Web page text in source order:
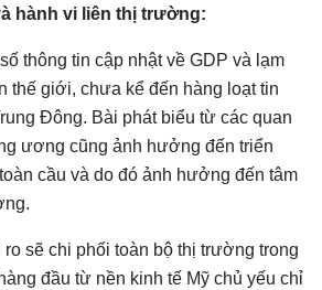
hành vi liên thị trường:
thông tin cập nhật về GDP và lạm
thế giới, chưa kể đến hàng loạt tin
Đông. Bài phát biểu từ các quan
ương cũng ảnh hưởng đến triển
cầu và do đó ảnh hưởng đến tâm
ro sẽ chi phối toàn bộ thị trường trong
đầu từ nền kinh tế Mỹ chủ yếu chỉ